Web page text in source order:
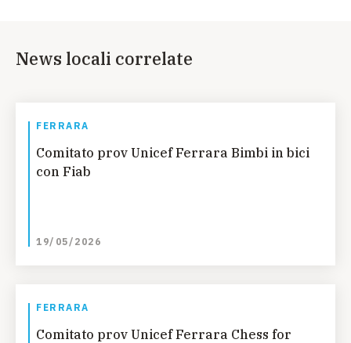
News locali correlate
FERRARA
Comitato prov Unicef Ferrara Bimbi in bici
con Fiab
19/05/2026
FERRARA
Comitato prov Unicef Ferrara Chess for